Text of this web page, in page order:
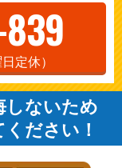
定休）
しないため
ださい！